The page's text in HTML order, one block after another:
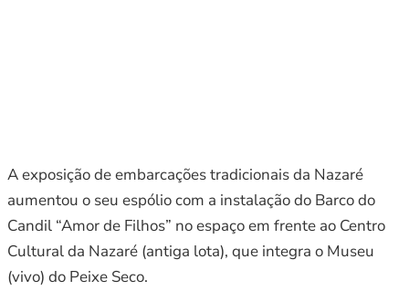
A exposição de embarcações tradicionais da Nazaré
aumentou o seu espólio com a instalação do Barco do
Candil “Amor de Filhos” no espaço em frente ao Centro
Cultural da Nazaré (antiga lota), que integra o Museu
(vivo) do Peixe Seco.